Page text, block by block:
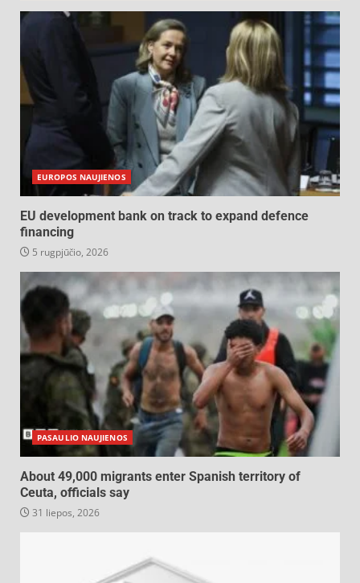
EUROPOS NAUJIENOS
EU development bank on track to expand defence
financing
5 rugpjūčio, 2026
PASAULIO NAUJIENOS
About 49,000 migrants enter Spanish territory of
Ceuta, officials say
31 liepos, 2026